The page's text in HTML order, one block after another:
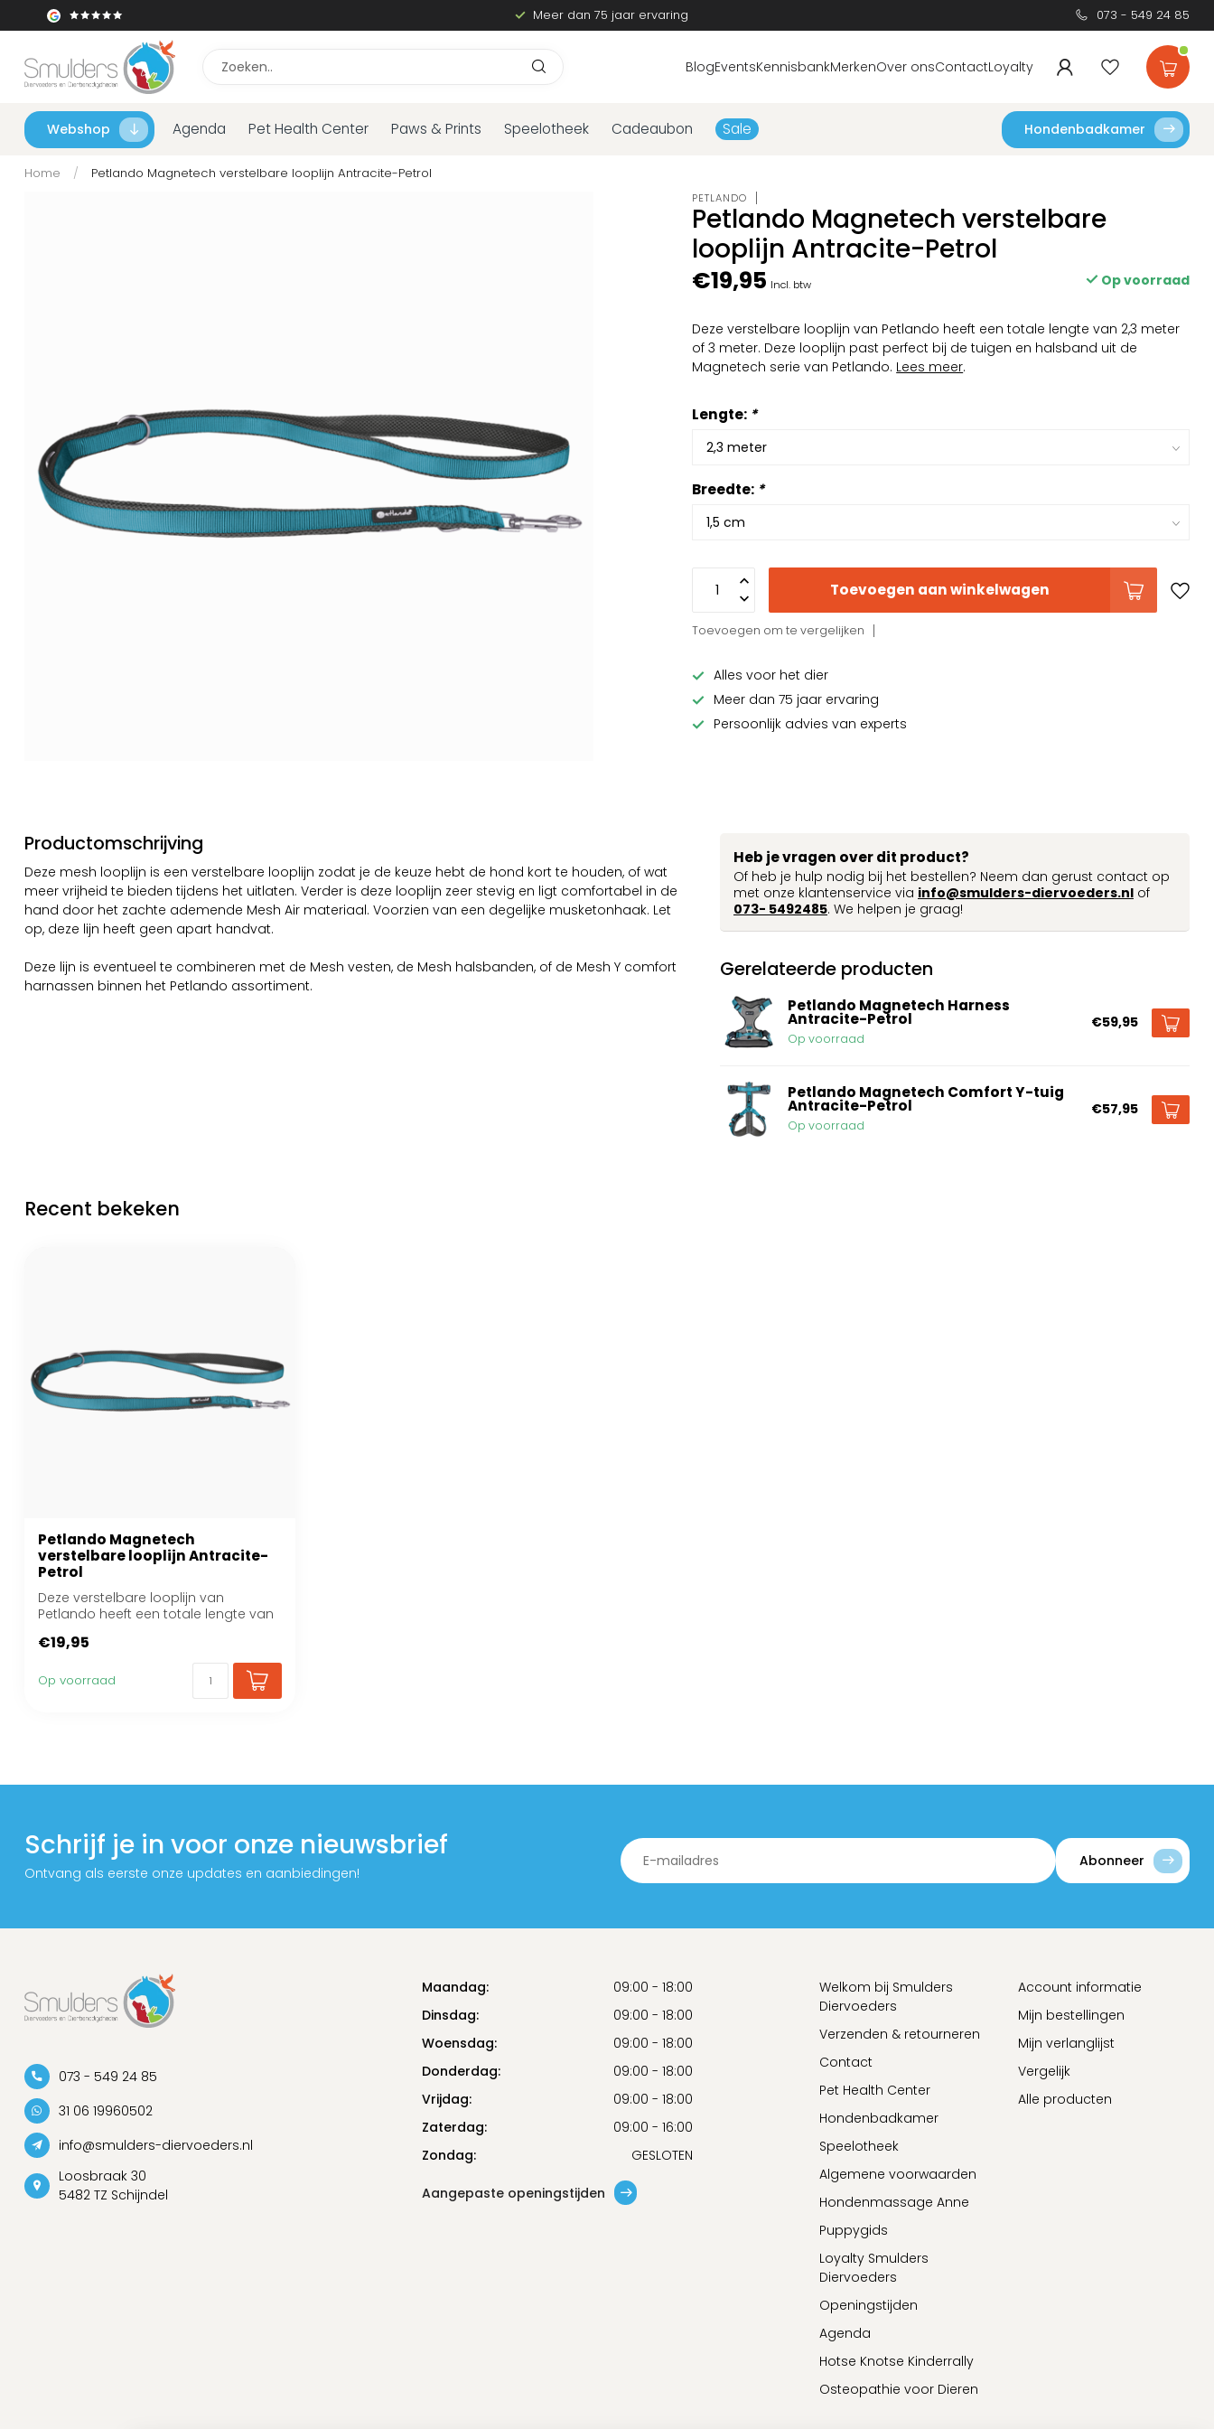
Meer dan 75 jaar ervaring 073 - 549 24 85
BlogEventsKennisbankMerkenOver onsContactLoyalty
Webshop Agenda Pet Health Center Paws & Prints Speelotheek Cadeaubon Sale Hondenbadkamer
Home / Petlando Magnetech verstelbare looplijn Antracite-Petrol
PETLANDO
Petlando Magnetech verstelbare
looplijn Antracite-Petrol
€19,95 Incl. btw Op voorraad
Deze verstelbare looplijn van Petlando heeft een totale lengte van 2,3 meter
of 3 meter. Deze looplijn past perfect bij de tuigen en halsband uit de
Magnetech serie van Petlando. Lees meer.
Lengte: *
Breedte: *
Toevoegen aan winkelwagen
Toevoegen om te vergelijken
Alles voor het dier
Meer dan 75 jaar ervaring
Persoonlijk advies van experts
Productomschrijving
Deze mesh looplijn is een verstelbare looplijn zodat je de keuze hebt de hond kort te houden, of wat
meer vrijheid te bieden tijdens het uitlaten. Verder is deze looplijn zeer stevig en ligt comfortabel in de
hand door het zachte ademende Mesh Air materiaal. Voorzien van een degelijke musketonhaak. Let
op, deze lijn heeft geen apart handvat.
Deze lijn is eventueel te combineren met de Mesh vesten, de Mesh halsbanden, of de Mesh Y comfort
harnassen binnen het Petlando assortiment.
Heb je vragen over dit product?
Of heb je hulp nodig bij het bestellen? Neem dan gerust contact op
met onze klantenservice via info@smulders-diervoeders.nl of
073- 5492485. We helpen je graag!
Gerelateerde producten
Petlando Magnetech Harness
Antracite-Petrol
Op voorraad
€59,95
Petlando Magnetech Comfort Y-tuig
Antracite-Petrol
Op voorraad
€57,95
Recent bekeken
Petlando Magnetech
verstelbare looplijn Antracite-
Petrol
Deze verstelbare looplijn van
Petlando heeft een totale lengte van
€19,95
Op voorraad
Schrijf je in voor onze nieuwsbrief
Ontvang als eerste onze updates en aanbiedingen!
Abonneer
073 - 549 24 85
31 06 19960502
info@smulders-diervoeders.nl
Loosbraak 30
5482 TZ Schijndel
Maandag:
09:00 - 18:00
Dinsdag:
09:00 - 18:00
Woensdag:
09:00 - 18:00
Donderdag:
09:00 - 18:00
Vrijdag:
09:00 - 18:00
Zaterdag:
09:00 - 16:00
Zondag:
GESLOTEN
Aangepaste openingstijden
Welkom bij Smulders
Diervoeders
Verzenden & retourneren
Contact
Pet Health Center
Hondenbadkamer
Speelotheek
Algemene voorwaarden
Hondenmassage Anne
Puppygids
Loyalty Smulders
Diervoeders
Openingstijden
Agenda
Hotse Knotse Kinderrally
Osteopathie voor Dieren
Account informatie
Mijn bestellingen
Mijn verlanglijst
Vergelijk
Alle producten